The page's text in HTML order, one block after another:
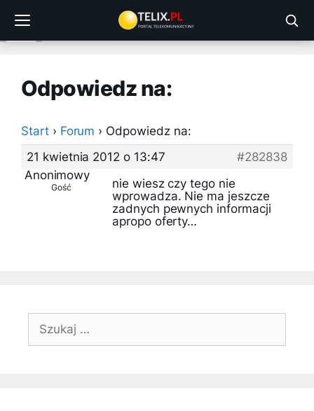
treści
Odpowiedz na:
Start › Forum › Odpowiedz na:
21 kwietnia 2012 o 13:47
#282838
Anonimowy
Gość
nie wiesz czy tego nie
wprowadza. Nie ma jeszcze
zadnych pewnych informacji
apropo oferty…
Szukaj: